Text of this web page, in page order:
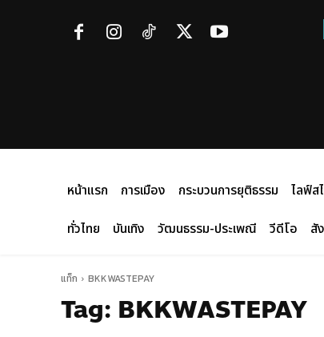
หน้าแรก การเมือง กระบวนการยุติธรรม ไลฟ์ส
ทั่วไทย
บันเทิง วัฒนธรรม-ประเพณี วีดีโอ สั
แท็ก BKKWASTEPAY
Tag: BKKWASTEPAY